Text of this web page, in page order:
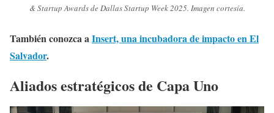
& Startup Awards de Dallas Startup Week 2025. Imagen cortesía.
También conozca aInsert, una incubadora de impacto en El
Salvador.
Aliados estratégicos de Capa Uno